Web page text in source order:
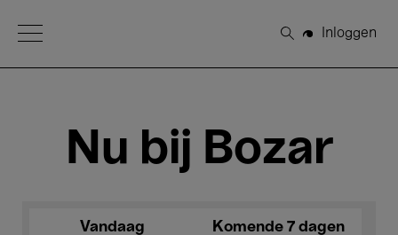
Open Menu
Zoeken
Inloggen
Nu bij Bozar
Vandaag Komende 7 dagen